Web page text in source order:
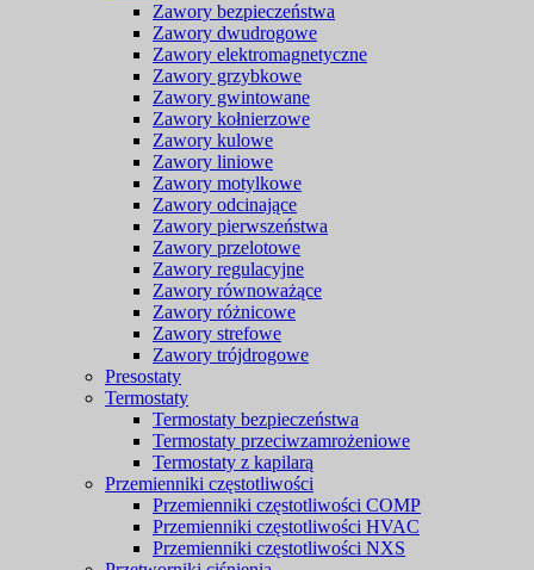
Zawory bezpieczeństwa
Zawory dwudrogowe
Zawory elektromagnetyczne
Zawory grzybkowe
Zawory gwintowane
Zawory kołnierzowe
Zawory kulowe
Zawory liniowe
Zawory motylkowe
Zawory odcinające
Zawory pierwszeństwa
Zawory przelotowe
Zawory regulacyjne
Zawory równoważące
Zawory różnicowe
Zawory strefowe
Zawory trójdrogowe
Presostaty
Termostaty
Termostaty bezpieczeństwa
Termostaty przeciwzamrożeniowe
Termostaty z kapilarą
Przemienniki częstotliwości
Przemienniki częstotliwości COMP
Przemienniki częstotliwości HVAC
Przemienniki częstotliwości NXS